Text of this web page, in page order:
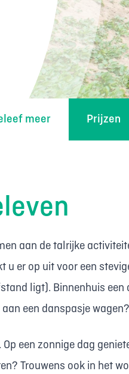
meer Prijzen
aan de talrijke
u er op uit voor een
ligt). Binnenhuis
een danspasje
een zonnige dag
Trouwens ook in het